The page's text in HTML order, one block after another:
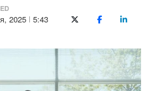
2025 5:43
X (Twitter)Facebook